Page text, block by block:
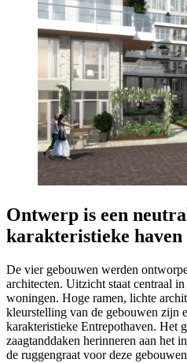
Ontwerp is een
karakteristieke haven
De vier gebouwen werden
architecten. Uitzicht staat centraal
woningen. Hoge ramen, lichte
kleurstelling van de gebouwen zijn
karakteristieke Entrepothaven. Het
zaagtanddaken herinneren aan het
de ruggengraat voor deze